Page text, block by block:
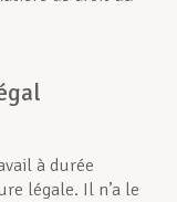
à durée
légale. Il n’a le